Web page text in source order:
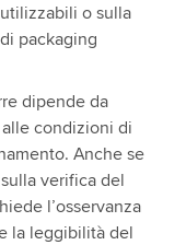
o sulla
packaging
dipende da
condizioni di
Anche se
verifica del
l’osservanza
la leggibilità del